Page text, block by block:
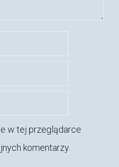
w tej przeglądarce
komentarzy.